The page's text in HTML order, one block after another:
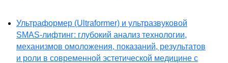
Ультраформер (Ultraformer) и ультразвуковой
SMAS-лифтинг: глубокий анализ технологии,
механизмов омоложения, показаний, результатов
и роли в современной эстетической медицине с